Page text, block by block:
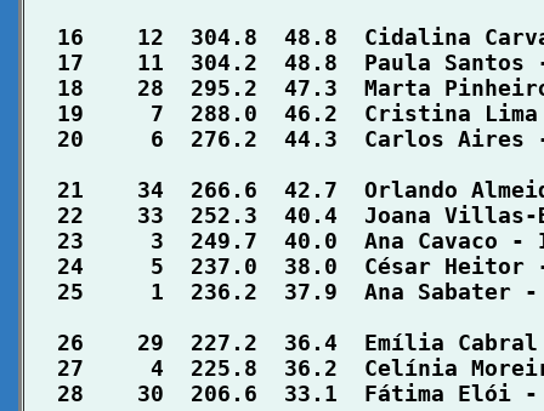
16    12  304.8  48.8  Cidalina
17    11  304.2  48.8  Paula Santos
18    28  295.2  47.3  Marta
19     7  288.0  46.2  Cristina
20     6  276.2  44.3  Carlos Aires
21    34  266.6  42.7  Orlando
22    33  252.3  40.4  Joana
23     3  249.7  40.0  Ana Cavaco -
24     5  237.0  38.0  César Heitor
25     1  236.2  37.9  Ana Sabater
26    29  227.2  36.4  Emília
27     4  225.8  36.2  Celínia